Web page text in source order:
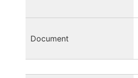
Document